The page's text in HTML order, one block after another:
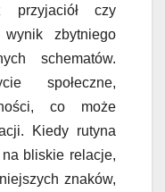
przyjaciół czy
zbytniego
schematów.
społeczne,
co może
Kiedy rutyna
bliskie relacje,
znaków,